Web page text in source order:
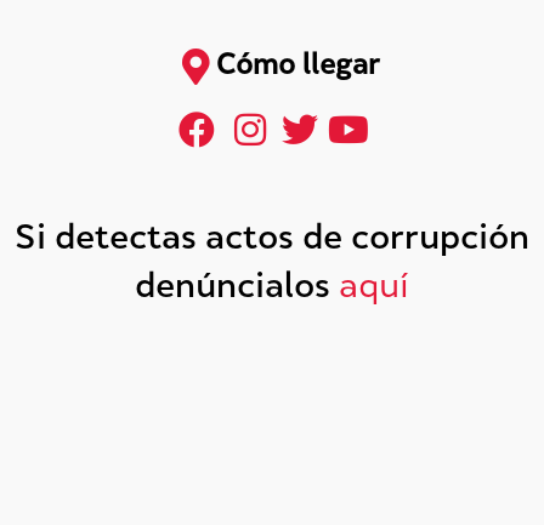
Cómo llegar
Si detectas actos de corrupción
denúncialos aquí